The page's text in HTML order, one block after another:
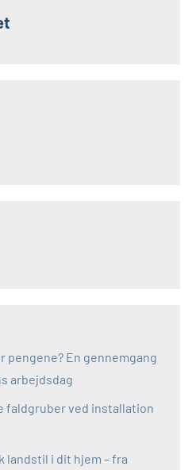
pengene? En gennemgang
arbejdsdag
faldgruber ved installation
landstil i dit hjem – fra